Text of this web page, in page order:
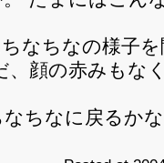
なちなの様子
、顔の赤みもな
ちなに戻るか